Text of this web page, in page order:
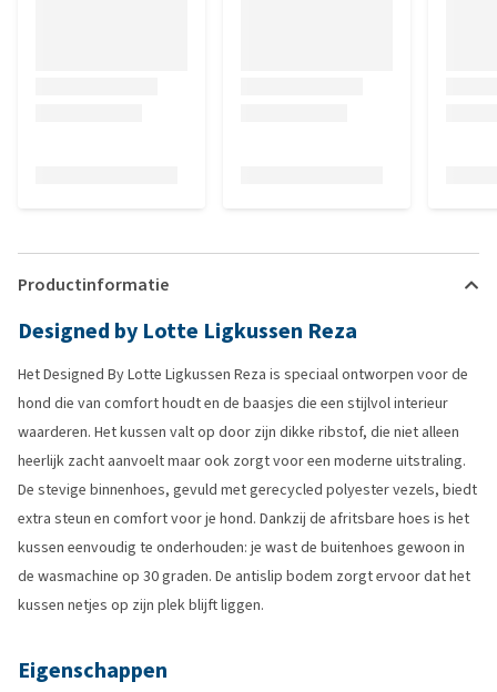
Productinformatie
Designed by Lotte Ligkussen Reza
Het Designed By Lotte Ligkussen Reza is speciaal ontworpen voor de
hond die van comfort houdt en de baasjes die een stijlvol interieur
waarderen. Het kussen valt op door zijn dikke ribstof, die niet alleen
heerlijk zacht aanvoelt maar ook zorgt voor een moderne uitstraling.
De stevige binnenhoes, gevuld met gerecycled polyester vezels, biedt
extra steun en comfort voor je hond. Dankzij de afritsbare hoes is het
kussen eenvoudig te onderhouden: je wast de buitenhoes gewoon in
de wasmachine op 30 graden. De antislip bodem zorgt ervoor dat het
kussen netjes op zijn plek blijft liggen.
Eigenschappen